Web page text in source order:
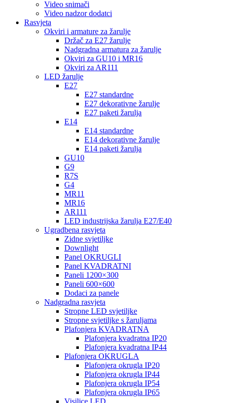
Video snimači
Video nadzor dodatci
Rasvjeta
Okviri i armature za žarulje
Držač za E27 žarulje
Nadgradna armatura za žarulje
Okviri za GU10 i MR16
Okviri za AR111
LED žarulje
E27
E27 standardne
E27 dekorativne žarulje
E27 paketi žarulja
E14
E14 standardne
E14 dekorativne žarulje
E14 paketi žarulja
GU10
G9
R7S
G4
MR11
MR16
AR111
LED industrijska žarulja E27/E40
Ugradbena rasvjeta
Zidne svjetiljke
Downlight
Panel OKRUGLI
Panel KVADRATNI
Paneli 1200×300
Paneli 600×600
Dodaci za panele
Nadgradna rasvjeta
Stropne LED svjetiljke
Stropne svjetiljke s žaruljama
Plafonjera KVADRATNA
Plafonjera kvadratna IP20
Plafonjera kvadratna IP44
Plafonjera OKRUGLA
Plafonjera okrugla IP20
Plafonjera okrugla IP44
Plafonjera okrugla IP54
Plafonjera okrugla IP65
Visilice LED